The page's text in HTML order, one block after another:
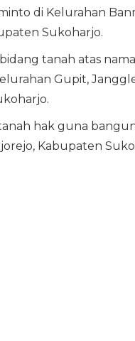
di Kelurahan
Sukoharjo.
tanah atas
Gupit,
hak guna
Kabupaten